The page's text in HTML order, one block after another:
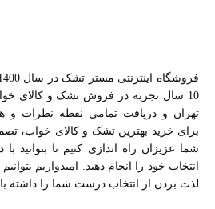
10 سال تجربه در فروش تشک و کالای
تهران و دریافت تمامی نقطه نظرات و
برای خرید بهترین تشک و کالای خواب،
شما عزیزان راه اندازی کنیم تا بتوانید
انتخاب خود را انجام دهید. امیدواریم
لذت بردن از انتخاب درست شما را داشته